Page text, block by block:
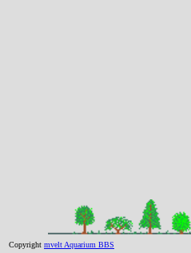
Copyright mvelt Aquarium BBS